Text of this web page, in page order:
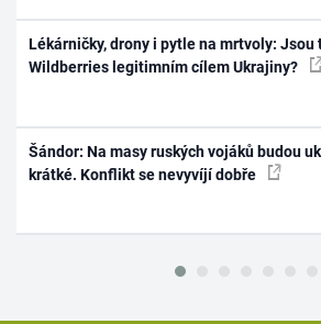
Lékárničky, drony i pytle na mrtvoly: Jsou
Wildberries legitimním cílem Ukrajiny?
Šándor: Na masy ruských vojáků budou
krátké. Konflikt se nevyvíjí dobře